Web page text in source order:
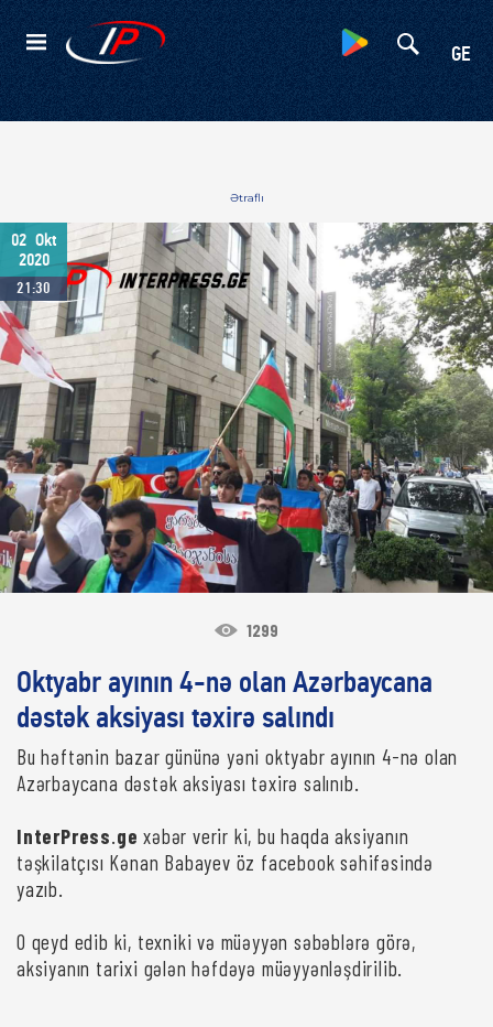
GE
Kateqoriyalar
Ətraflı
02 Okt
2020
21:30
1299
Oktyabr ayının 4-nə olan Azərbaycana
dəstək aksiyası təxirə salındı
Bu həftənin bazar gününə yəni oktyabr ayının 4-nə olan
Azərbaycana dəstək aksiyası təxirə salınıb.
InterPress.ge xəbər verir ki, bu haqda aksiyanın
təşkilatçısı Kənan Babayev öz facebook səhifəsində
yazıb.
O qeyd edib ki, texniki və müəyyən səbəblərə görə,
aksiyanın tarixi gələn həfdəyə müəyyənləşdirilib.